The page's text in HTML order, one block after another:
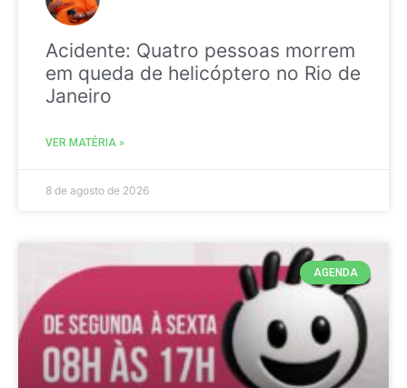
Acidente: Quatro pessoas morrem
em queda de helicóptero no Rio de
Janeiro
VER MATÉRIA »
8 de agosto de 2026
AGENDA